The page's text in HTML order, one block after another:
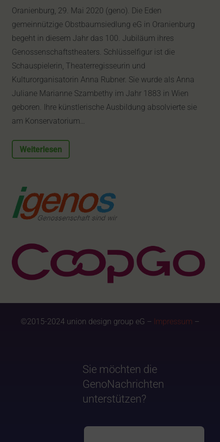
Oranienburg, 29. Mai 2020 (geno). Die Eden
gemeinnützige Obstbaumsiedlung eG in Oranienburg
begeht in diesem Jahr das 100. Jubiläum ihres
Genossenschaftstheaters. Schlüsselfigur ist die
Schauspielerin, Theaterregisseurin und
Kulturorganisatorin Anna Rubner. Sie wurde als Anna
Juliane Marianne Szambethy im Jahr 1883 in Wien
geboren. Ihre künstlerische Ausbildung absolvierte sie
am Konservatorium…
Weiterlesen
©2015-2024 union design group eG – Impressum –
Sie möchten die
GenoNachrichten
unterstützen?